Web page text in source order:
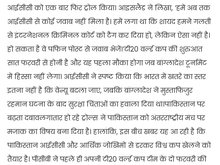
आईसीसी को एक बार फिर ट्रोल किया। आइसलैंड ने लिखा, ‘हमें अब तक
आईसीसी से कोई जवाब नहीं मिला है। हमें लगा था कि शायद हमने गलती
से इंटरनेशनल क्रिमिनल कोर्ट को टैग कर दिया हो, लेकिन ऐसा नहीं है।
हो सकता है वे पफिन पोस्ट से जवाब भेजें।’टी20 वर्ल्ड कप की शुरुआत
सात फरवरी से होनी है और यह पहला मौका होगा जब बांग्लादेश टूर्नामेंट
में हिस्सा नहीं लेगा। आईसीसी ने स्पष्ट किया कि भारत में खतरे का स्तर
इतना नहीं है कि वेन्यू बदला जाए, जबकि बांग्लादेश ने मुस्ताफिज़ुर
रहमान घटना के बाद सुरक्षा चिंताओं का हवाला दिया था।पाकिस्तान पर
बढ़ता दबावलगातार हो रहे ट्रोल्स ने पाकिस्तान को अंतरराष्ट्रीय मंच पर
मजाक का विषय बना दिया है। हालांकि, इस बीच खबर यह आ रही है कि
पाकिस्तान आईसीसी और आर्थिक जोखिमों से डरकर विश्व कप खेलने को
तैयार है। पीसीबी ने पहले ही अपनी टी20 वर्ल्ड कप टीम के दो फरवरी की